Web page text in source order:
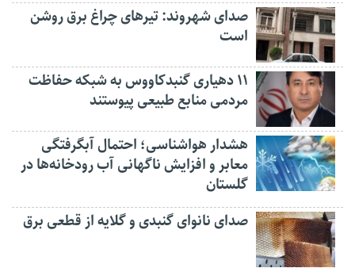
صدای شهروند: تیرهای چراغ برق روشن
است
۱۱ دهیاری گنبدکاووس به شبکه حفاظت
مردمی منابع طبیعی پیوستند
هشدار هواشناسی؛ احتمال آبگرفتگی
معابر و افزایش ناگهانی آب رودخانه‌ها در
گلستان
صدای نانوای گنبدی و گلایه از قطعی برق